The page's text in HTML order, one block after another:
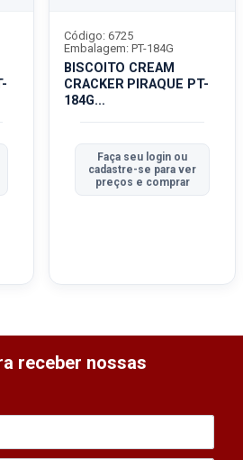
BISCOITO CREAM
CRACKER PIRAQUE PT-
184G
Código: 6725
Embalagem: PT-184G
Faça seu login ou
cadastre-se para ver
preços e comprar
receber nossas